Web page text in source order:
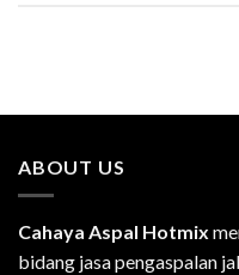
ABOUT US
Cahaya Aspal Hotmix
bidang jasa pengaspalan